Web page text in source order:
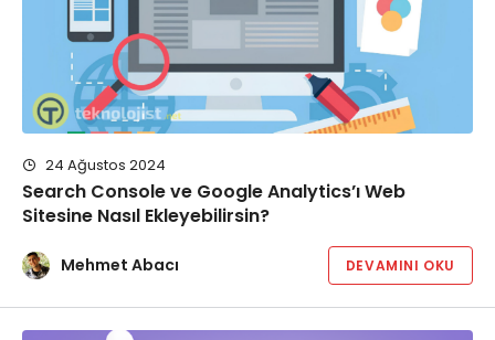
24 Ağustos 2024
Search Console ve Google Analytics’ı Web
Sitesine Nasıl Ekleyebilirsin?
Mehmet Abacı DEVAMINI OKU